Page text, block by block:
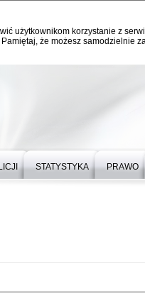
użytkownikom korzystanie z
że możesz samodzielnie
STATYSTYKA PRAWO